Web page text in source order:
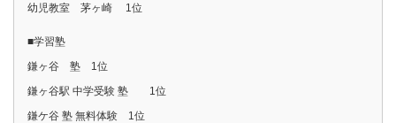
幼児教室 茅ヶ崎 1位
■学習塾
鎌ヶ谷 塾 1位
鎌ヶ谷駅 中学受験 塾 1位
鎌ケ谷 塾 無料体験 1位